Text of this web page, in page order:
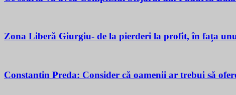
Zona Liberă Giurgiu- de la pierderi la profit, în fața
Constantin Preda: Consider că oamenii ar trebui să